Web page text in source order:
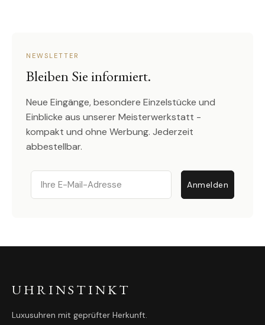
NEWSLETTER
Bleiben Sie informiert.
Neue Eingänge, besondere Einzelstücke und
Einblicke aus unserer Meisterwerkstatt -
kompakt und ohne Werbung. Jederzeit
abbestellbar.
Email
Anmelden
UHRINSTINKT
Luxusuhren mit geprüfter Herkunft.